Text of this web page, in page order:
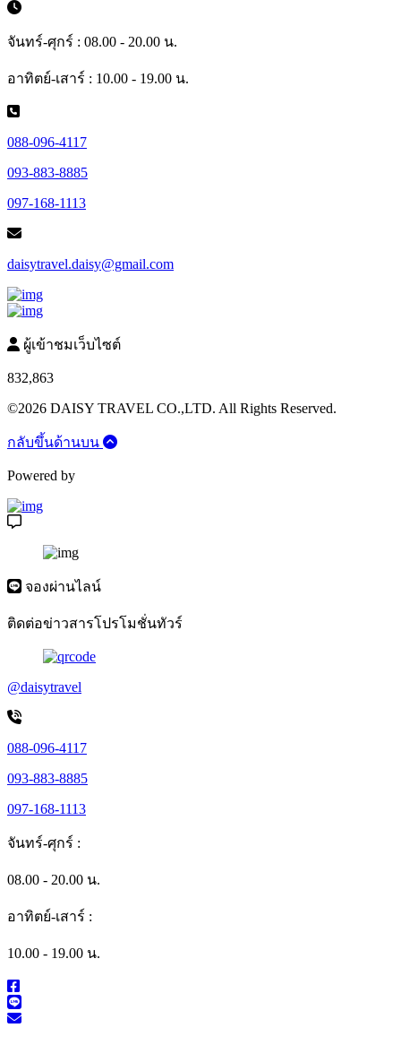
จันทร์-ศุกร์ : 08.00 - 20.00 น.
อาทิตย์-เสาร์ : 10.00 - 19.00 น.
088-096-4117
093-883-8885
097-168-1113
daisytravel.daisy@gmail.com
ผู้เข้าชมเว็บไซต์
832,863
©2026 DAISY TRAVEL CO.,LTD. All Rights Reserved.
กลับขึ้นด้านบน
Powered by
จองผ่านไลน์
ติดต่อข่าวสารโปรโมชั่นทัวร์
@daisytravel
088-096-4117
093-883-8885
097-168-1113
จันทร์-ศุกร์ :
08.00 - 20.00 น.
อาทิตย์-เสาร์ :
10.00 - 19.00 น.